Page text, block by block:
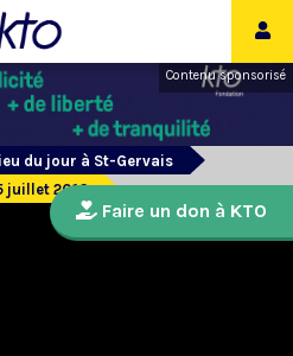
Contenu sponsorisé
du jour à St-Gervais
juillet 2016
Faire un don à KTO